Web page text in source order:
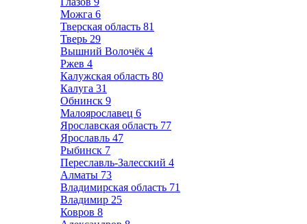
Можга 6
Тверская область 81
Тверь 29
Вышний Волочёк 4
Ржев 4
Калужская область 80
Калуга 31
Обнинск 9
Малоярославец 6
Ярославская область 77
Ярославль 47
Рыбинск 7
Переславль-Залесский 4
Алматы 73
Владимирская область 71
Владимир 25
Ковров 8